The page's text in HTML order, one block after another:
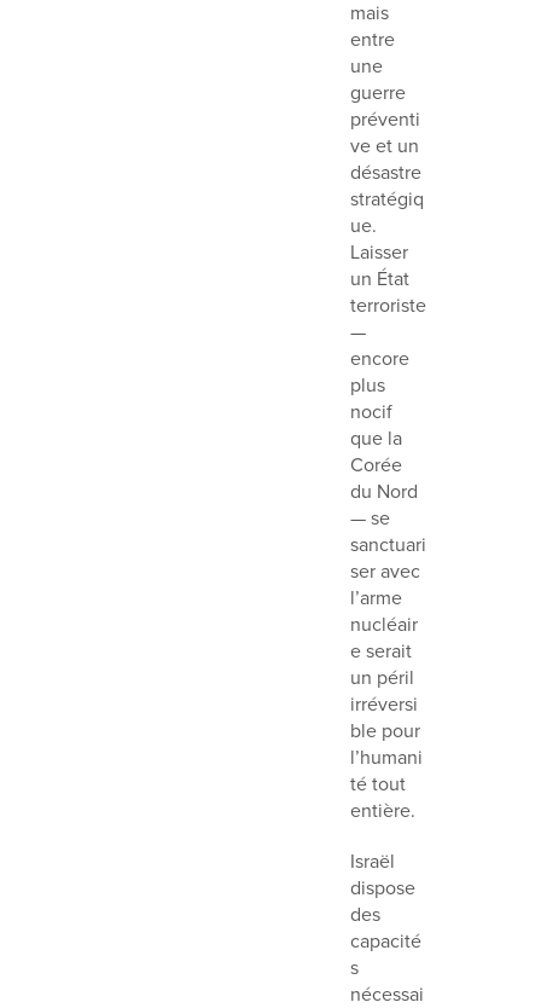
mais
entre
une
guerre
préventi
ve et un
désastre
stratégiq
ue.
Laisser
un État
terroriste
—
encore
plus
nocif
que la
Corée
du Nord
— se
sanctuari
ser avec
l’arme
nucléair
e serait
un péril
irréversi
ble pour
l’humani
té tout
entière.
Israël
dispose
des
capacité
s
nécessai